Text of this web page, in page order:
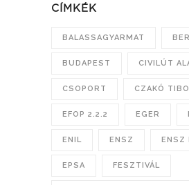
CÍMKÉK
BALASSAGYARMAT
BUDAPEST CIVILÚT
CSOPORT CZAKÓ
EFOP 2.2.2 EGER
ENIL ENSZ ENSZ
EPSA FESZTIVÁL